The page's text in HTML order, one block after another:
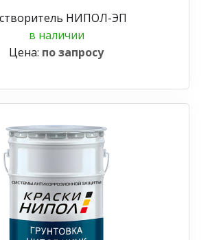
НИПОЛ-ЭП
в наличии
Цена: по запросу